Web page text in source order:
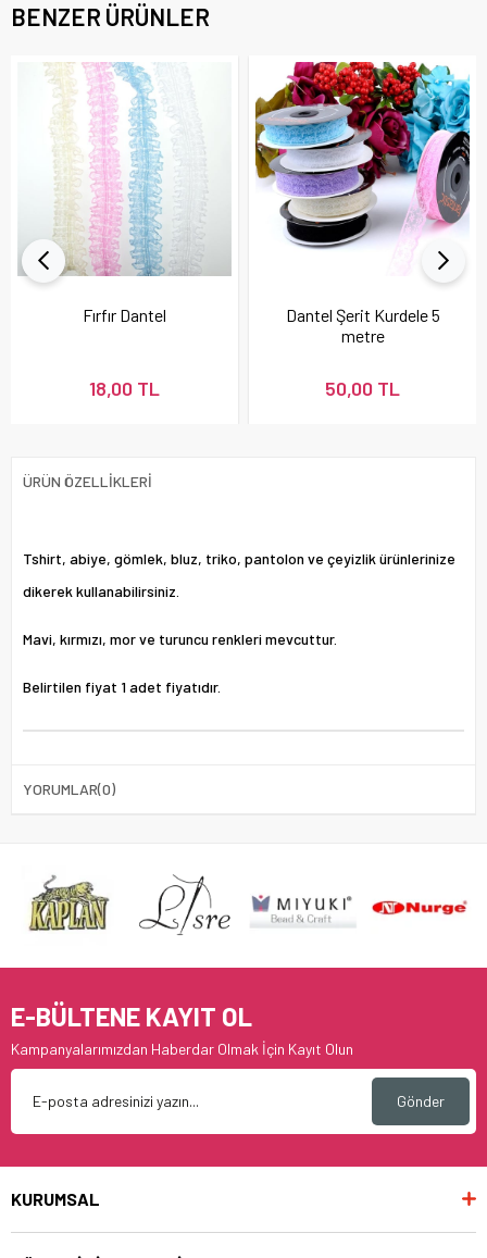
BENZER ÜRÜNLER
Fırfır Dantel
18,00 TL
Dantel Şerit Kurdele 5
metre
50,00 TL
ÜRÜN ÖZELLIKLERI
Tshirt, abiye, gömlek, bluz, triko, pantolon ve çeyizlik ürünlerinize
dikerek kullanabilirsiniz.
Mavi, kırmızı, mor ve turuncu renkleri mevcuttur.
Belirtilen fiyat 1 adet fiyatıdır.
YORUMLAR(0)
E-BÜLTENE KAYIT OL
Kampanyalarımızdan Haberdar Olmak İçin Kayıt Olun
Gönder
KURUMSAL